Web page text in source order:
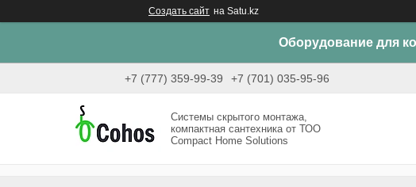
Создать сайт на Satu.kz
Оборудование для
+7 (777) 359-99-39 +7 (701) 035-95-96
Системы скрытого монтажа,
компактная сантехника от ТОО
Compact Home Solutions